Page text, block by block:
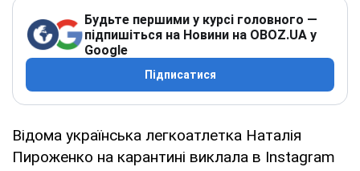
Будьте першими у курсі головного —
підпишіться на Новини на OBOZ.UA у
Google
Підписатися
Відома українська легкоатлетка Наталія
Пироженко на карантині виклала в Instagram